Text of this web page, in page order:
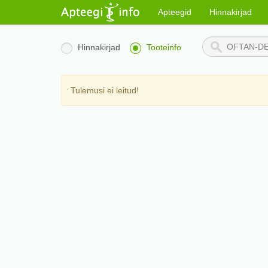
Apteegid Hinnakirjad
Hinnakirjad Tooteinfo
Tulemusi ei leitud!